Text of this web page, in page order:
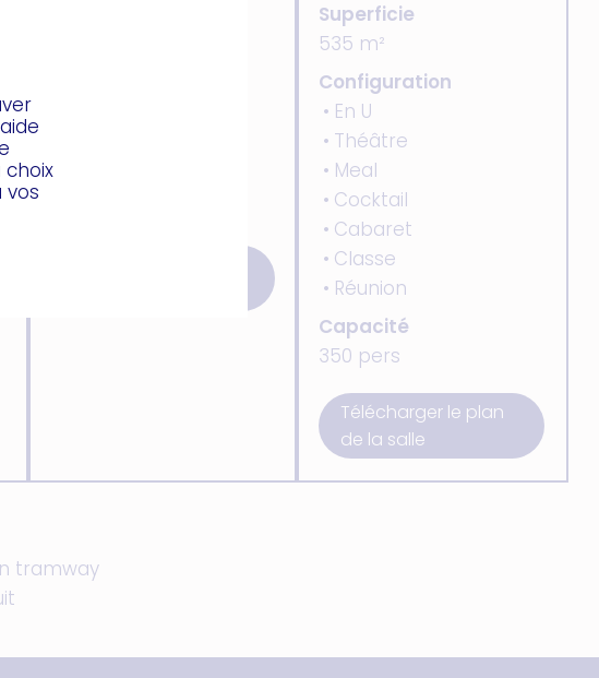
Capacité
Superficie
535 m²
Configuration
En U
Théâtre
Meal
Cocktail
Cabaret
Classe
Réunion
Capacité
350 pers
Télécharger le plan
de la salle
tramway
choix
vos